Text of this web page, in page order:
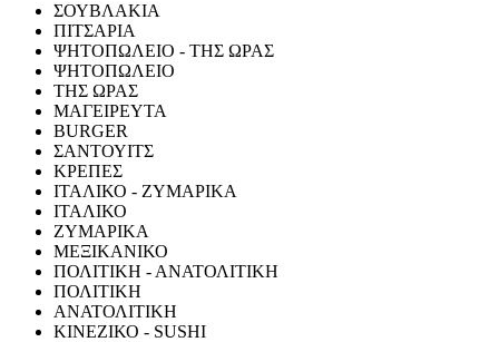
ΣΟΥΒΛΑΚΙΑ
ΠΙΤΣΑΡΙΑ
ΨΗΤΟΠΩΛΕΙΟ - ΤΗΣ ΩΡΑΣ
ΨΗΤΟΠΩΛΕΙΟ
ΤΗΣ ΩΡΑΣ
ΜΑΓΕΙΡΕΥΤΑ
BURGER
ΣΑΝΤΟΥΙΤΣ
ΚΡΕΠΕΣ
ΙΤΑΛΙΚΟ - ΖΥΜΑΡΙΚΑ
ΙΤΑΛΙΚΟ
ΖΥΜΑΡΙΚΑ
ΜΕΞΙΚΑΝΙΚΟ
ΠΟΛΙΤΙΚΗ - ΑΝΑΤΟΛΙΤΙΚΗ
ΠΟΛΙΤΙΚΗ
ΑΝΑΤΟΛΙΤΙΚΗ
ΚΙΝΕΖΙΚΟ - SUSHI